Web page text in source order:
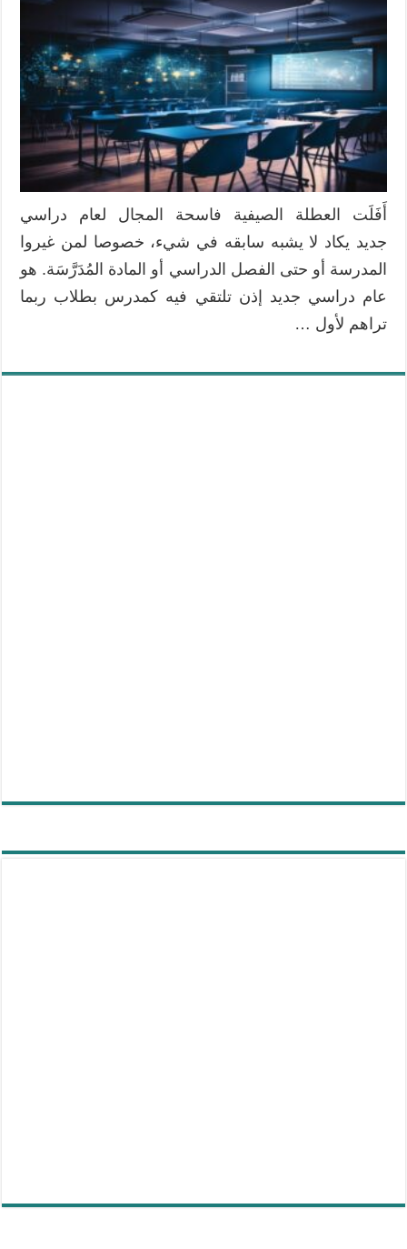
أَفَلَت العطلة الصيفية فاسحة المجال لعام دراسي
جديد يكاد لا يشبه سابقه في شيء، خصوصا لمن غيروا
المدرسة أو حتى الفصل الدراسي أو المادة المُدَرَّسَة. هو
عام دراسي جديد إذن تلتقي فيه كمدرس بطلاب ربما
تراهم لأول …